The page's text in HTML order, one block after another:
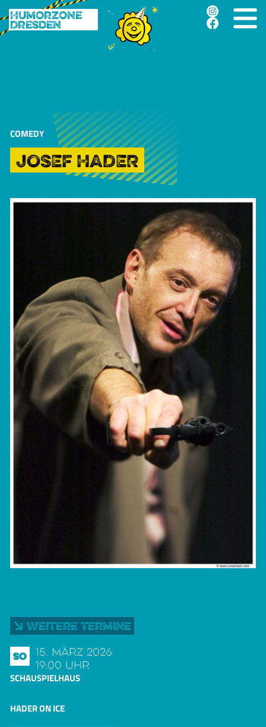
Humorzone
Dresden
COMEDY
JOSEF HADER
Weitere Termine
So
15. März 2026
19:00 Uhr
SCHAUSPIELHAUS
HADER ON ICE